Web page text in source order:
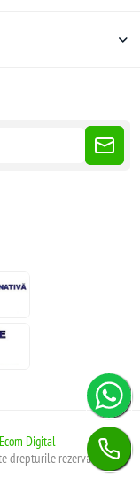
Ecom Digital
drepturile rezervate.